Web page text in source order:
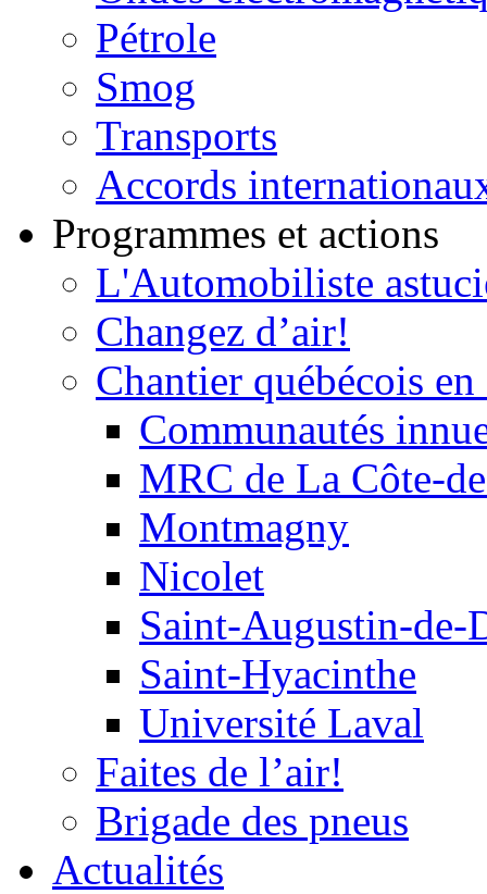
Pétrole
Smog
Transports
Accords
Programmes et actions
L'Automobiliste
Changez d’air!
Chantier québécois
Communautés
MRC de La Côte-
Montmagny
Nicolet
Saint-Augustin-de-
Saint-Hyacinthe
Université Laval
Faites de l’air!
Brigade des pneus
Actualités